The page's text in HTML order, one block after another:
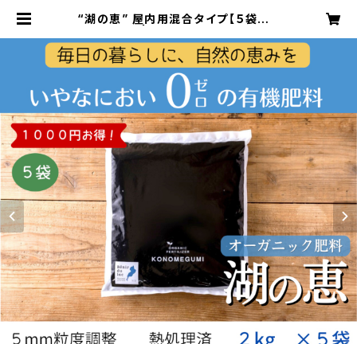
“湖の恵” 屋内用混合タイプ【５袋セッ